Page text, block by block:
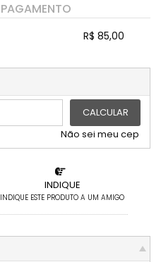
INDIQUE
INDIQUE ESTE PRODUTO A UM AMIGO
R$ 85,00
....
CALCULAR
Não sei meu cep